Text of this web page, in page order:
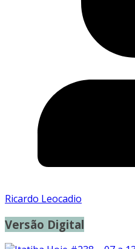
Ricardo Leocadio
Versão Digital